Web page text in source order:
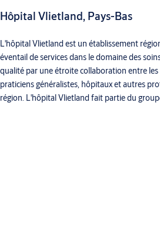
Hôpital Vlietland, Pays-Bas
L'hôpital Vlietland est un établissement
éventail de services dans le domaine des
qualité par une étroite collaboration entre les
praticiens généralistes, hôpitaux et autres
région. L'hôpital Vlietland fait partie du